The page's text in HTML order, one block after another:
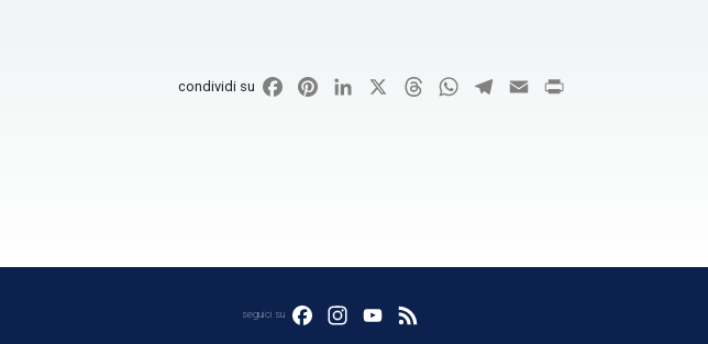
condividi su FacebookPinterestLinkedIn ThreadsWhatsApp
Telegram
Email
seguici su FacebookInstagram
YouTube